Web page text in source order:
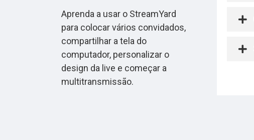
Aprenda a usar o StreamYard
para colocar vários convidados,
compartilhar a tela do
computador, personalizar o
design da live e começar a
multitransmissão.